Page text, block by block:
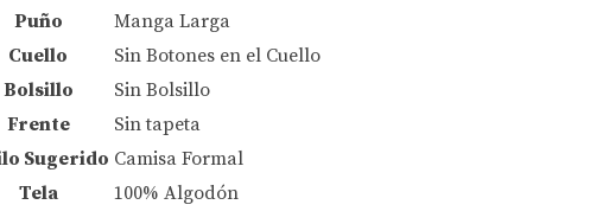
Puño
Manga Larga
Cuello
Sin Botones en el Cuello
Bolsillo
Sin Bolsillo
Frente
Sin tapeta
Sugerido Camisa Formal
Tela
100% Algodón